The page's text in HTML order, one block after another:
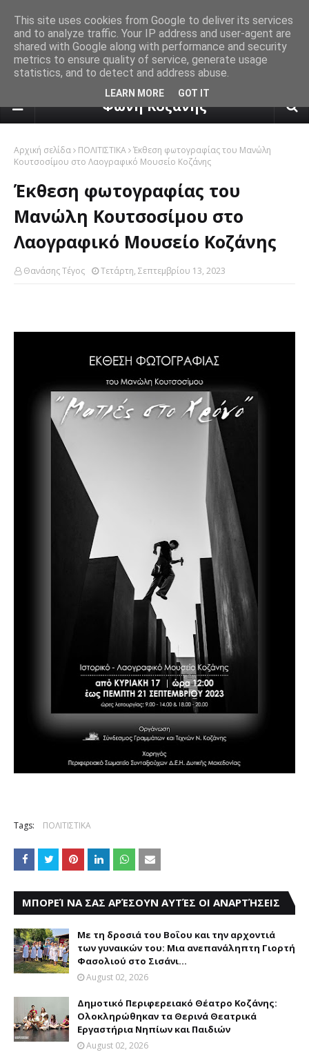
πρόγνωση καιρού από το
Φωνή Κοζάνης
Αρχική σελίδα ΠΟΛΙΤΙΣΤΙΚΑ Έκθεση φωτογραφίας του Μανώλη
Κουτσοσίμου στο Λαογραφικό Μουσείο Κοζάνης
Έκθεση φωτογραφίας του
Μανώλη Κουτσοσίμου στο
Λαογραφικό Μουσείο Κοζάνης
Θανάσης Τέγος Τετάρτη, Σεπτεμβρίου 13, 2023
Tags: ΠΟΛΙΤΙΣΤΙΚΑ
ΜΠΟΡΕΊ ΝΑ ΣΑΣ ΑΡΈΣΟΥΝ ΑΥΤΈΣ ΟΙ ΑΝΑΡΤΉΣΕΙΣ
Με τη δροσιά του Βοΐου και την αρχοντιά
των γυναικών του: Μια ανεπανάληπτη Γιορτή
Φασολιού στο Σισάνι...
August 02, 2026
Δημοτικό Περιφερειακό Θέατρο Κοζάνης:
Ολοκληρώθηκαν τα Θερινά Θεατρικά
Εργαστήρια Νηπίων και Παιδιών
August 02, 2026
This site uses cookies from Google to deliver its services
and to analyze traffic. Your IP address and user-agent are
shared with Google along with performance and security
metrics to ensure quality of service, generate usage
statistics, and to detect and address abuse.
LEARN MORE GOT IT